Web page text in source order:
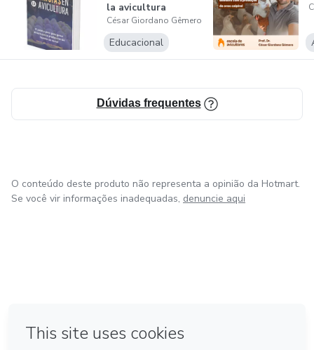
la avicultura
César Giordano Gêmero
Educacional
Dúvidas frequentes
O conteúdo deste produto não representa a opinião da Hotmart.
Se você vir informações inadequadas, denuncie aqui
Feito com ❤ em Bogotá